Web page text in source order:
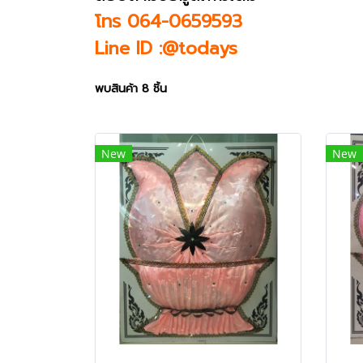
โทร 064-0659593
Line ID :@todays
พบสินค้า 8 ชิ้น
New New